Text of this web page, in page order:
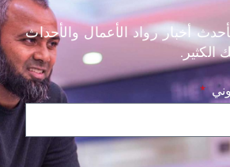
أخبار رواد الأعمال والأحداث
الكثير.